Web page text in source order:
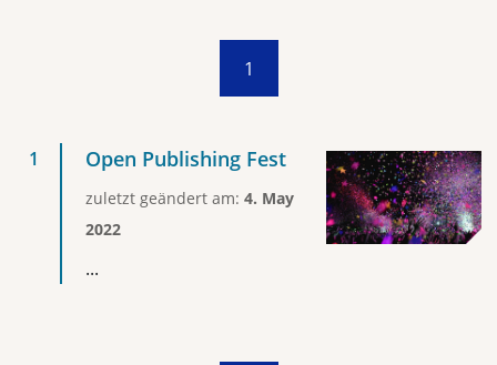
1
Open Publishing Fest
zuletzt geändert am: 4. May
2022
...